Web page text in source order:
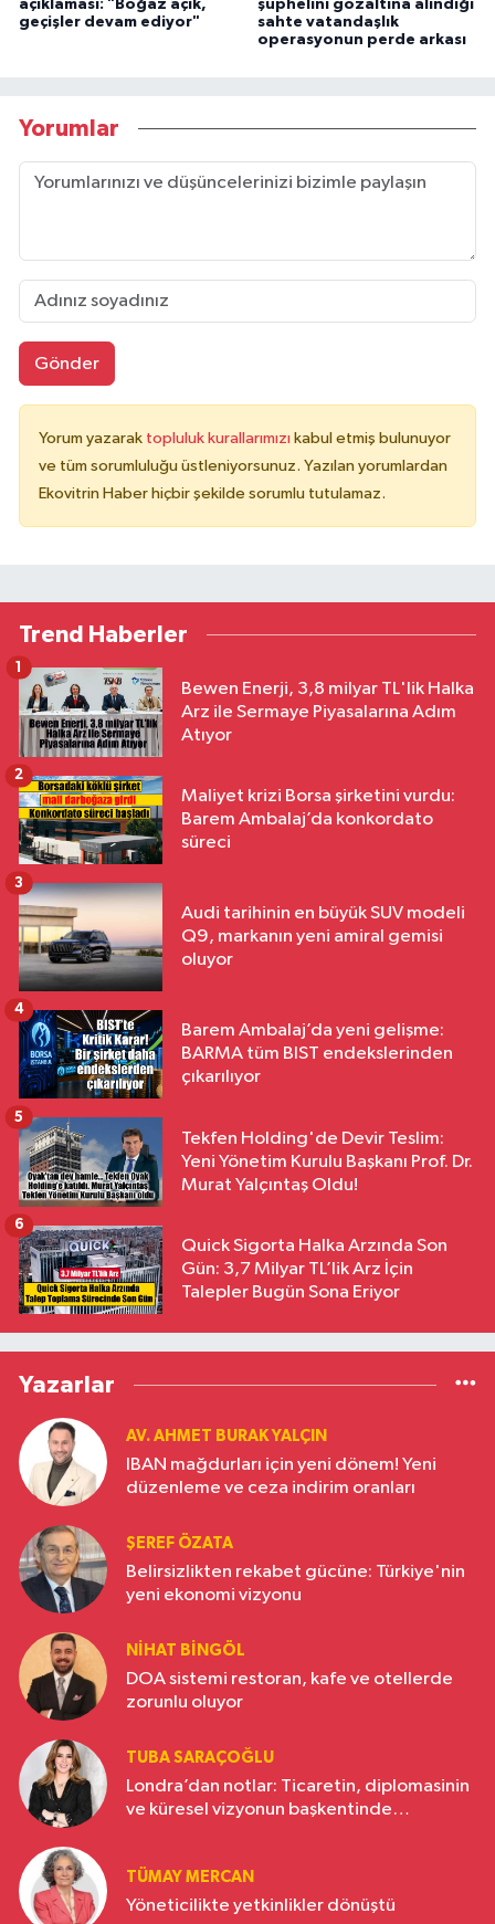
açıklaması: "Boğaz açık,
geçişler devam ediyor"
şüphelini gözaltına alındığı
sahte vatandaşlık
operasyonun perde arkası
Yorumlar
Gönder
Yorum yazarak topluluk kurallarımızı kabul etmiş bulunuyor
ve tüm sorumluluğu üstleniyorsunuz. Yazılan yorumlardan
Ekovitrin Haber hiçbir şekilde sorumlu tutulamaz.
Trend Haberler
Bewen Enerji, 3,8 milyar TL'lik Halka
Arz ile Sermaye Piyasalarına Adım
Atıyor
1
Maliyet krizi Borsa şirketini vurdu:
Barem Ambalaj’da konkordato
süreci
2
Audi tarihinin en büyük SUV modeli
Q9, markanın yeni amiral gemisi
oluyor
3
Barem Ambalaj’da yeni gelişme:
BARMA tüm BIST endekslerinden
çıkarılıyor
4
Tekfen Holding'de Devir Teslim:
Yeni Yönetim Kurulu Başkanı Prof. Dr.
Murat Yalçıntaş Oldu!
5
Quick Sigorta Halka Arzında Son
Gün: 3,7 Milyar TL’lik Arz İçin
Talepler Bugün Sona Eriyor
6
Yazarlar
AV. AHMET BURAK YALÇIN
IBAN mağdurları için yeni dönem! Yeni
düzenleme ve ceza indirim oranları
ŞEREF ÖZATA
Belirsizlikten rekabet gücüne: Türkiye'nin
yeni ekonomi vizyonu
NIHAT BINGÖL
DOA sistemi restoran, kafe ve otellerde
zorunlu oluyor
TUBA SARAÇOĞLU
Londra’dan notlar: Ticaretin, diplomasinin
ve küresel vizyonun başkentinde
TÜMAY MERCAN
Yöneticilikte yetkinlikler dönüştü